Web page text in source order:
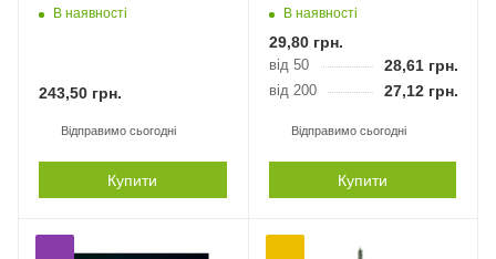
В наявності
243,50 грн.
Відправимо сьогодні
Купити
В наявності
29,80грн.
від 50 28,61грн.
від 200 27,12грн.
Відправимо сьогодні
Купити